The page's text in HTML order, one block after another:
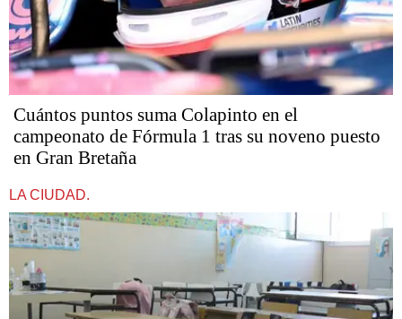
Cuántos puntos suma Colapinto en el
campeonato de Fórmula 1 tras su noveno puesto
en Gran Bretaña
LA CIUDAD.